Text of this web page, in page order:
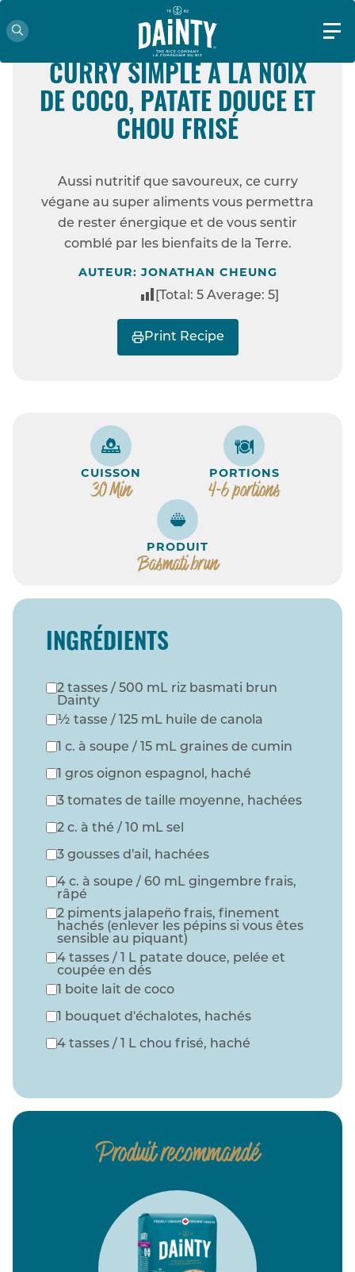
ACCUEIL RECETTES
CURRY SIMPLE À
LA NOIX DE COCO, PATATE DOUCE ET CHOU
VÉGÉTARIEN
CURRY SIMPLE À LA NOIX
DE COCO, PATATE DOUCE ET
CHOU FRISÉ
Aussi nutritif que savoureux, ce curry
végane au super aliments vous permettra
de rester énergique et de vous sentir
comblé par les bienfaits de la Terre.
AUTEUR: JONATHAN CHEUNG
[Total: 5 Average: 5
Print Recipe
CUISSON
30 Min
PORTIONS
4-6 portions
PRODUIT
Basmati brun
INGRÉDIENTS
2 tasses / 500 mL riz basmati brun
Dainty
½ tasse / 125 mL huile de canola
1 c. à soupe / 15 mL graines de cumin
1 gros oignon espagnol, haché
3 tomates de taille moyenne, hachées
2 c. à thé / 10 mL sel
3 gousses d'ail, hachées
4 c. à soupe / 60 mL gingembre frais,
râpé
2 piments jalapeño frais, finement
hachés (enlever les pépins si vous êtes
sensible au piquant)
4 tasses / 1 L patate douce, pelée et
coupée en dés
1 boite lait de coco
1 bouquet d'échalotes, hachés
4 tasses / 1 L chou frisé, haché
Produit recommandé